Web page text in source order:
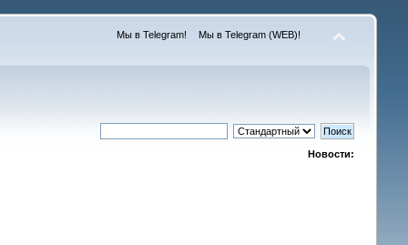
Мы в Telegram! Мы в Telegram (WEB)!
Новости: